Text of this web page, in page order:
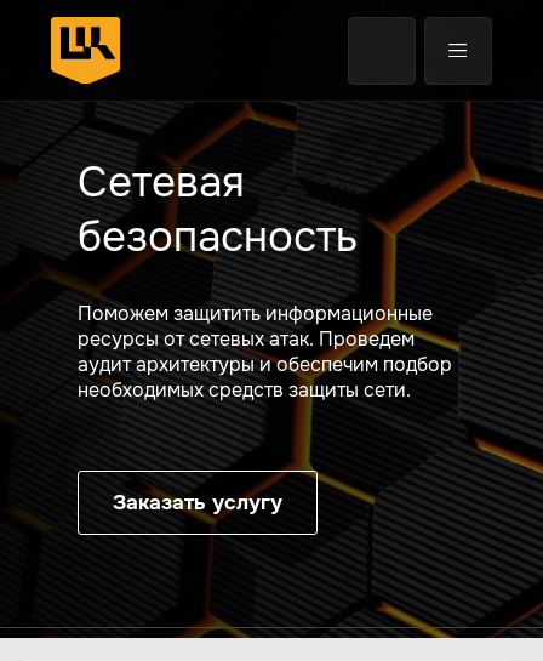
Защита конечных точек
Сетевая
безопасность
Поможем защитить информационные
ресурсы от сетевых атак. Проведем
аудит архитектуры и обеспечим подбор
необходимых средств защиты сети.
Заказать услугу